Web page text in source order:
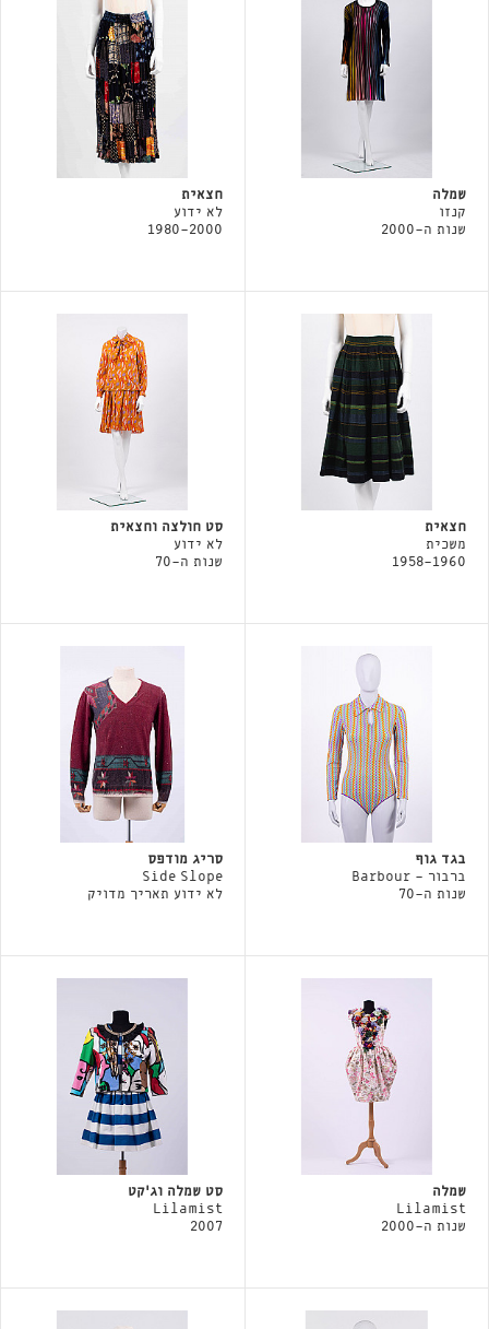
שמלה
קנזו
שנות ה-2000
חצאית
לא ידוע
1980-2000
חצאית
משכית
1958-1960
סט חולצה וחצאית
לא ידוע
שנות ה-70
בגד גוף
ברבור - Barbour
שנות ה-70
סריג מודפס
Side Slope
לא ידוע תאריך מדויק
שמלה
Lilamist
שנות ה-2000
סט שמלה וג'קט
Lilamist
2007